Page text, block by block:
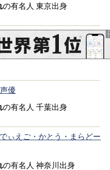
の有名人 東京出身
優
の有名人 千葉出身
ぃえご・かとう・まらどー
の有名人 神奈川出身